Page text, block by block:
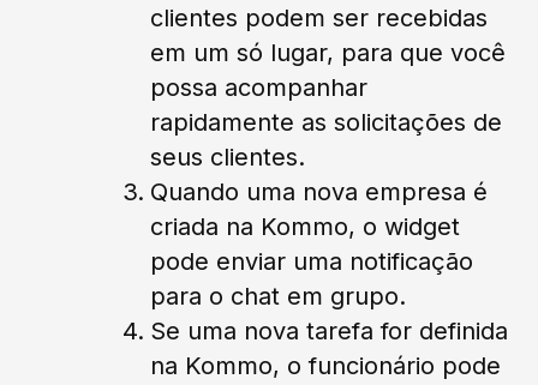
clientes podem ser recebidas
em um só lugar, para que você
possa acompanhar
rapidamente as solicitações de
seus clientes.
Quando uma nova empresa é
criada na Kommo, o widget
pode enviar uma notificação
para o chat em grupo.
Se uma nova tarefa for definida
na Kommo, o funcionário pode